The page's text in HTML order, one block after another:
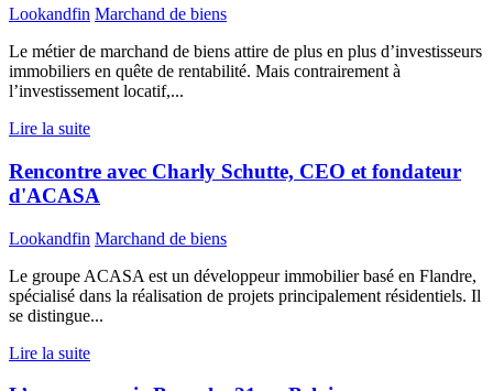
Lookandfin Marchand de biens
Le métier de marchand de biens attire de plus en plus d’investisseurs
immobiliers en quête de rentabilité. Mais contrairement à
l’investissement locatif,...
Lire la suite
Rencontre avec Charly Schutte, CEO et fondateur
d'ACASA
Lookandfin Marchand de biens
Le groupe ACASA est un développeur immobilier basé en Flandre,
spécialisé dans la réalisation de projets principalement résidentiels. Il
se distingue...
Lire la suite